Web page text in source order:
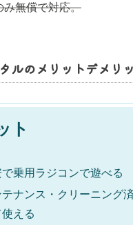
み無償で対応。
ルのメリットデメリ
ト
乗用ラジコンで遊べる
テナンス・クリーニング
使える